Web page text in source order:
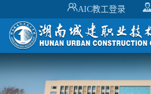
AIC教工登录